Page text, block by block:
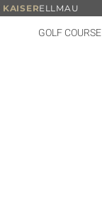
GOLF COURSE
ELLMAU